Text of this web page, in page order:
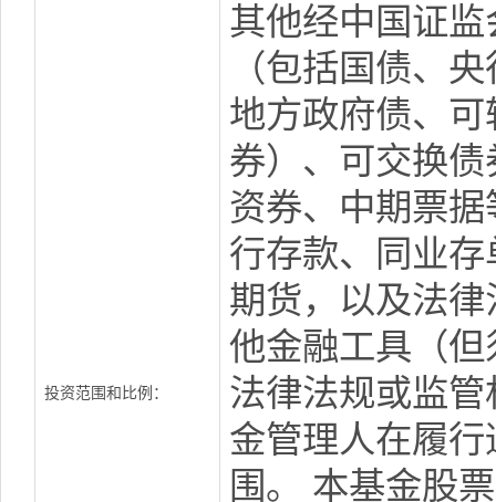
投资范围和比例：
其他经中国证
（包括国债、
地方政府债、
券）、可交换
资券、中期票
行存款、同业
期货，以及法
他金融工具（
法律法规或监
金管理人在履
围。 本基金股